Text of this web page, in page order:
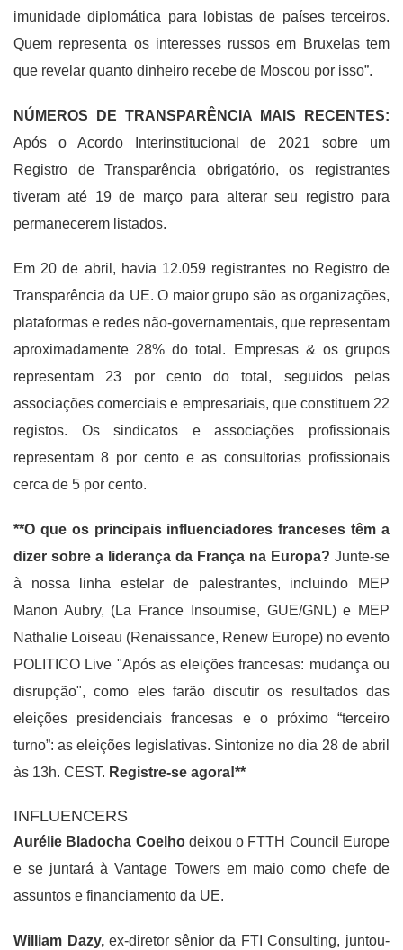
imunidade diplomática para lobistas de países terceiros.
Quem representa os interesses russos em Bruxelas tem
que revelar quanto dinheiro recebe de Moscou por isso”.
NÚMEROS DE TRANSPARÊNCIA MAIS RECENTES:
Após o Acordo Interinstitucional de 2021 sobre um
Registro de Transparência obrigatório, os registrantes
tiveram até 19 de março para alterar seu registro para
permanecerem listados.
Em 20 de abril, havia 12.059 registrantes no Registro de
Transparência da UE. O maior grupo são as organizações,
plataformas e redes não-governamentais, que representam
aproximadamente 28% do total. Empresas & os grupos
representam 23 por cento do total, seguidos pelas
associações comerciais e empresariais, que constituem 22
registos. Os sindicatos e associações profissionais
representam 8 por cento e as consultorias profissionais
cerca de 5 por cento.
**O que os principais influenciadores franceses têm a
dizer sobre a liderança da França na Europa? Junte-se
à nossa linha estelar de palestrantes, incluindo MEP
Manon Aubry, (La France Insoumise, GUE/GNL) e MEP
Nathalie Loiseau (Renaissance, Renew Europe) no evento
POLITICO Live "Após as eleições francesas: mudança ou
disrupção", como eles farão discutir os resultados das
eleições presidenciais francesas e o próximo “terceiro
turno”: as eleições legislativas. Sintonize no dia 28 de abril
às 13h. CEST. Registre-se agora!**
INFLUENCERS
Aurélie Bladocha Coelhodeixou o FTTH Council Europe
e se juntará à Vantage Towers em maio como chefe de
assuntos e financiamento da UE.
William Dazy,ex-diretor sênior da FTI Consulting, juntou-